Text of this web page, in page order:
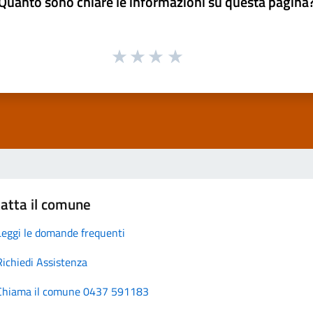
il comune
le domande frequenti
Assistenza
il comune 0437 591183